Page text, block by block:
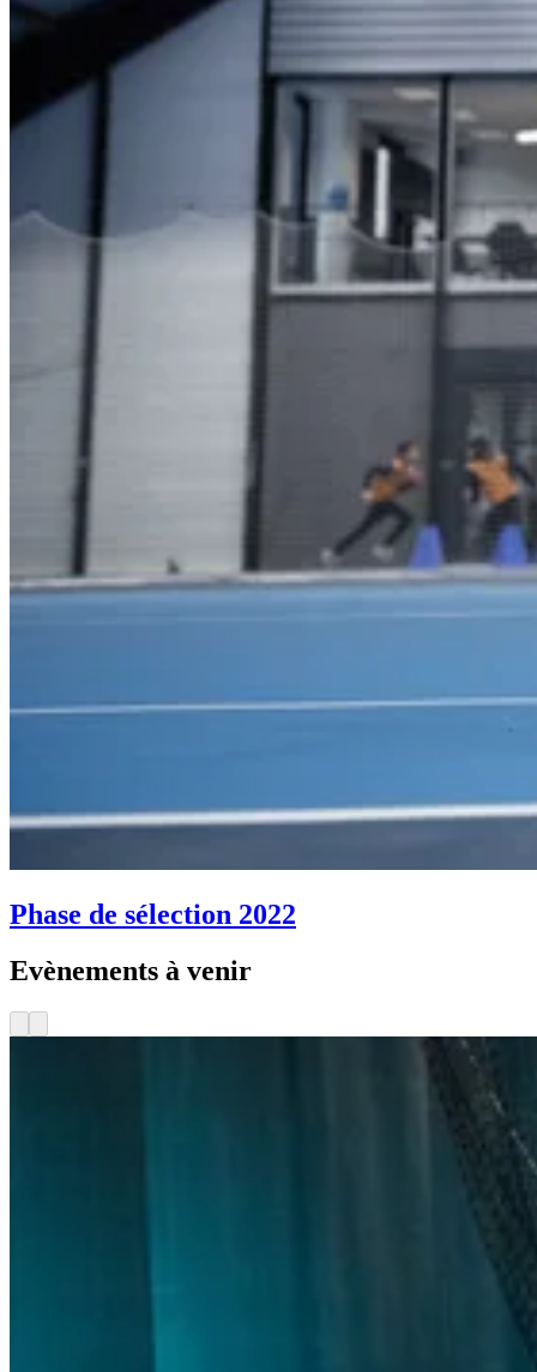
Phase de sélection 2022
Evènements à venir